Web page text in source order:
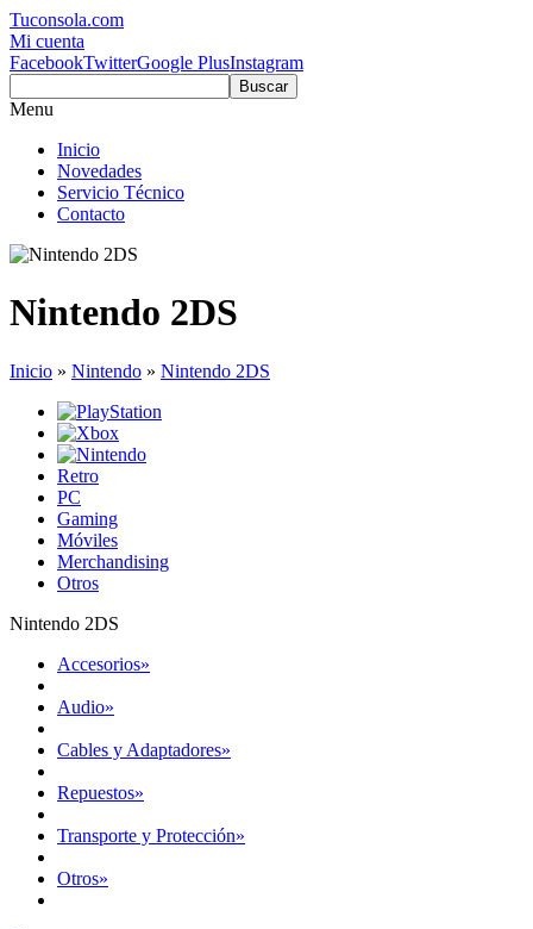
Tuconsola.com
Mi cuenta
FacebookTwitterGoogle PlusInstagram
Buscar
Menu
Inicio
Novedades
Servicio Técnico
Contacto
Nintendo 2DS
Inicio » Nintendo » Nintendo 2DS
Retro
PC
Gaming
Móviles
Merchandising
Otros
Nintendo 2DS
Accesorios»
Audio»
Cables y Adaptadores»
Repuestos»
Transporte y Protección»
Otros»